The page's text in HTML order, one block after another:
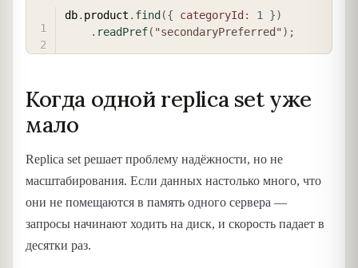
db. product . find ({ categoryId : 1 })
. readPref( "secondaryPreferred") ;
Когда одной replica set уже
мало
Replica set решает проблему надёжности, но не
масштабирования. Если данных настолько много, что
они не помещаются в память одного сервера —
запросы начинают ходить на диск, и скорость падает в
десятки раз.